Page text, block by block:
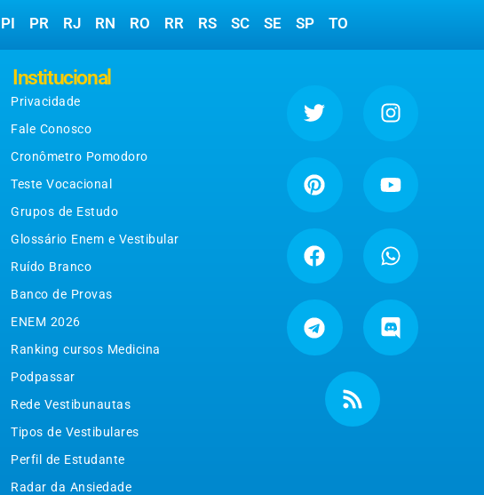
PI PR RJ RN RO RR RS SC SE SP TO
Institucional
Privacidade
Fale Conosco
Cronômetro Pomodoro
Teste Vocacional
Grupos de Estudo
Glossário Enem e Vestibular
Ruído Branco
Banco de Provas
ENEM 2026
Ranking cursos Medicina
Podpassar
Rede Vestibunautas
Tipos de Vestibulares
Perfil de Estudante
Radar da Ansiedade